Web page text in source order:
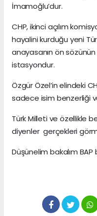
İmamoğlu’dur.
CHP, ikinci açılım
hayalini kurduğu yeni
anayasanın ön sözünün
istasyondur.
Özgür Özel’in elindeki
sadece isim benzerliği
Türk Milleti ve özellikle
diyenler gerçekleri
Düşünelim bakalım BAP